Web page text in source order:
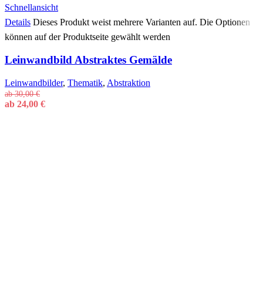
Schnellansicht
Details Dieses Produkt weist mehrere Varianten auf. Die Optionen
können auf der Produktseite gewählt werden
Leinwandbild Abstraktes Gemälde
Leinwandbilder, Thematik, Abstraktion
ab30,00€
ab 24,00 €